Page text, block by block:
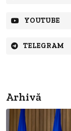
YOUTUBE
TELEGRAM
Arhivă